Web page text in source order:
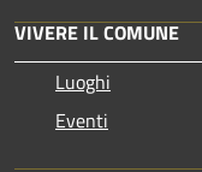
VIVERE IL COMUNE
Luoghi
Eventi